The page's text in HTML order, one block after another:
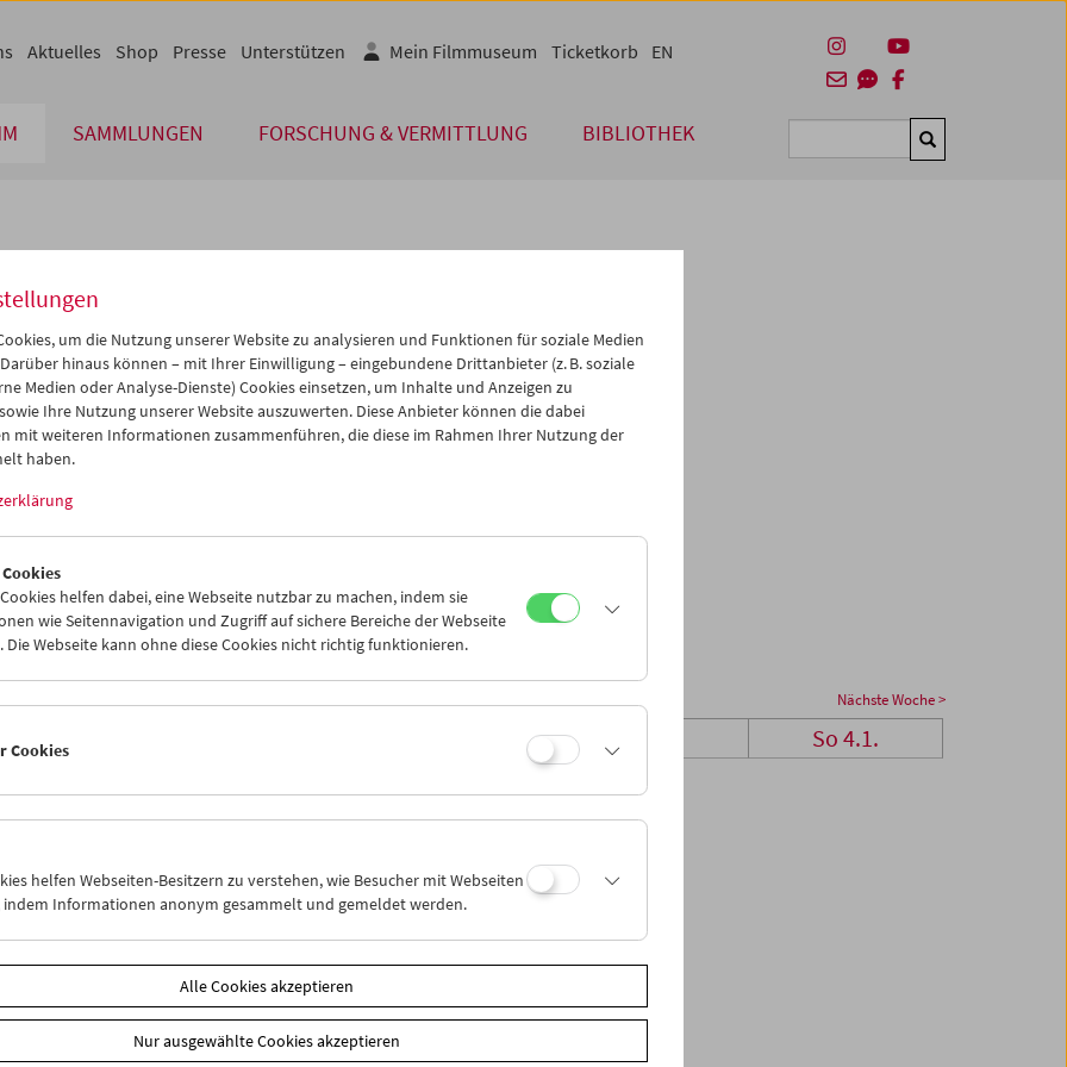
SAMMLUNGEN FORSCHUNG & VERMITTLUNG BIBLIOTHEK Suchen
Aktuelles Shop Presse Unterstützen Mein Filmmuseum Ticketkorb EN
Jan 2015 >>
Mi Do Fr Sa So
31 01 02 03
04
07 08 09 10
11
14 15
21 22
04
iCalender
Programmheft-PDF
English language or subtitles
Nächste Woche >
Mi 31.12. So 4.1.
um die Nutzung unserer Website zu analysieren und Funktionen für soziale Medien
hinaus können – mit Ihrer Einwilligung – eingebundene Drittanbieter (z. B. soziale
Medien oder Analyse-Dienste) Cookies einsetzen, um Inhalte und Anzeigen zu
Ihre Nutzung unserer Website auszuwerten. Diese Anbieter können die dabei
mit weiteren Informationen zusammenführen, die diese im Rahmen Ihrer Nutzung der
haben.
helfen dabei, eine Webseite nutzbar zu machen, indem sie
wie Seitennavigation und Zugriff auf sichere Bereiche der Webseite
Die Webseite kann ohne diese Cookies nicht richtig funktionieren.
Cookies
helfen Webseiten-Besitzern zu verstehen, wie Besucher mit Webseiten
indem Informationen anonym gesammelt und gemeldet werden.
Alle Cookies akzeptieren
Nur ausgewählte Cookies akzeptieren